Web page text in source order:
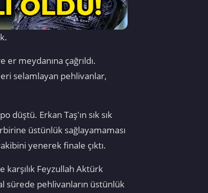
meydanına çağrıldı.
selamlayan pehlivanlar,
düştü. Erkan Taş'ın sık sık
üstünlük sağlayamaması
yenerek finale çıktı.
karşılık Feyzullah Aktürk
sürede pehlivanların üstünlük